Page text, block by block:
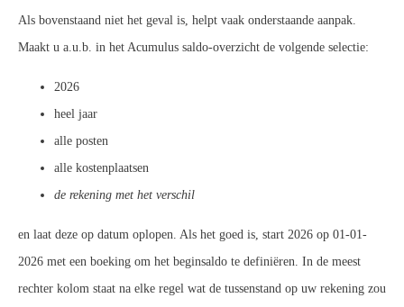
Als bovenstaand niet het geval is, helpt vaak onderstaande aanpak.
Maakt u a.u.b. in het Acumulus saldo-overzicht de volgende selectie:
2026
heel jaar
alle posten
alle kostenplaatsen
de rekening met het verschil
en laat deze op datum oplopen. Als het goed is, start 2026 op 01-01-
2026 met een boeking om het beginsaldo te definiëren. In de meest
rechter kolom staat na elke regel wat de tussenstand op uw rekening zou